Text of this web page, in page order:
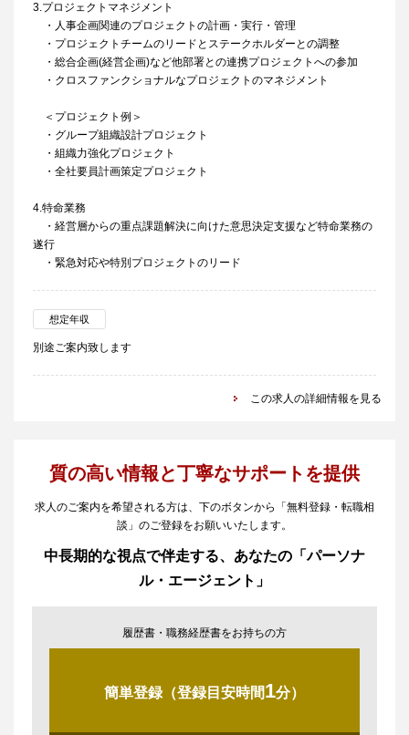
3.プロジェクトマネジメント
・人事企画関連のプロジェクトの計画・実行・管理
・プロジェクトチームのリードとステークホルダーとの調整
・総合企画(経営企画)など他部署との連携プロジェクトへの参加
・クロスファンクショナルなプロジェクトのマネジメント
＜プロジェクト例＞
・グループ組織設計プロジェクト
・組織力強化プロジェクト
・全社要員計画策定プロジェクト
4.特命業務
・経営層からの重点課題解決に向けた意思決定支援など特命業務の
遂行
・緊急対応や特別プロジェクトのリード
想定年収
別途ご案内致します
この求人の詳細情報を見る
質の高い情報と丁寧なサポートを提供
求人のご案内を希望される方は、下のボタンから「無料登録・転職相
談」のご登録をお願いいたします。
中長期的な視点で伴走する、あなたの「パーソナ
ル・エージェント」
履歴書・職務経歴書をお持ちの方
簡単登録（登録目安時間1分）